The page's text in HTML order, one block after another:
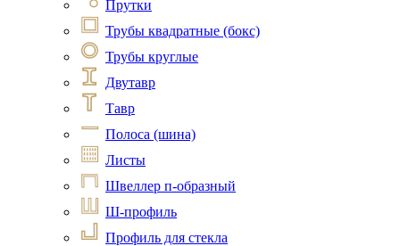
Прутки
Трубы квадратные (бокс)
Трубы круглые
Двутавр
Тавр
Полоса (шина)
Листы
Швеллер п-образный
Ш-профиль
Профиль для стекла